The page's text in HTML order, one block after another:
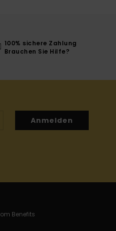
100% sichere Zahlung
Brauchen Sie Hilfe?
Anmelden
Benefits